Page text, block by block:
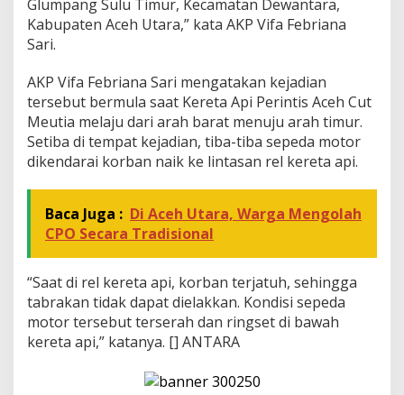
t
a
i
d
A
c
e
U
t
a
r
a
Glumpang Sulu Timur, Kecamatan Dewantara,
Kabupaten Aceh Utara,” kata AKP Vifa Febriana
Sari.
AKP Vifa Febriana Sari mengatakan kejadian
tersebut bermula saat Kereta Api Perintis Aceh Cut
Meutia melaju dari arah barat menuju arah timur.
Setiba di tempat kejadian, tiba-tiba sepeda motor
dikendarai korban naik ke lintasan rel kereta api.
Baca Juga : Di Aceh Utara, Warga Mengolah
CPO Secara Tradisional
“Saat di rel kereta api, korban terjatuh, sehingga
tabrakan tidak dapat dielakkan. Kondisi sepeda
motor tersebut terserah dan ringset di bawah
kereta api,” katanya. [] ANTARA